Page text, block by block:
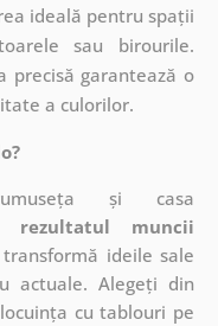
ideală pentru spații
sau birourile.
precisă garantează o
a culorilor.
și casa
rezultatul muncii
transformă ideile sale
actuale. Alegeți din
cu tablouri pe